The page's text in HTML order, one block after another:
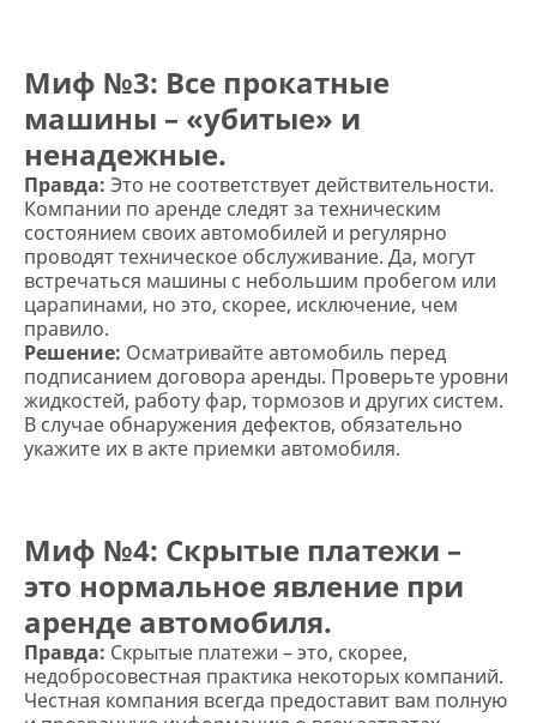
Миф №3: Все прокатные
машины – «убитые» и
ненадежные.
Правда: Это не соответствует действительности.
Компании по аренде следят за техническим
состоянием своих автомобилей и регулярно
проводят техническое обслуживание. Да, могут
встречаться машины с небольшим пробегом или
царапинами, но это, скорее, исключение, чем
правило.
Решение: Осматривайте автомобиль перед
подписанием договора аренды. Проверьте уровни
жидкостей, работу фар, тормозов и других систем.
В случае обнаружения дефектов, обязательно
укажите их в акте приемки автомобиля.
Миф №4: Скрытые платежи –
это нормальное явление при
аренде автомобиля.
Правда: Скрытые платежи – это, скорее,
недобросовестная практика некоторых компаний.
Честная компания всегда предоставит вам полную